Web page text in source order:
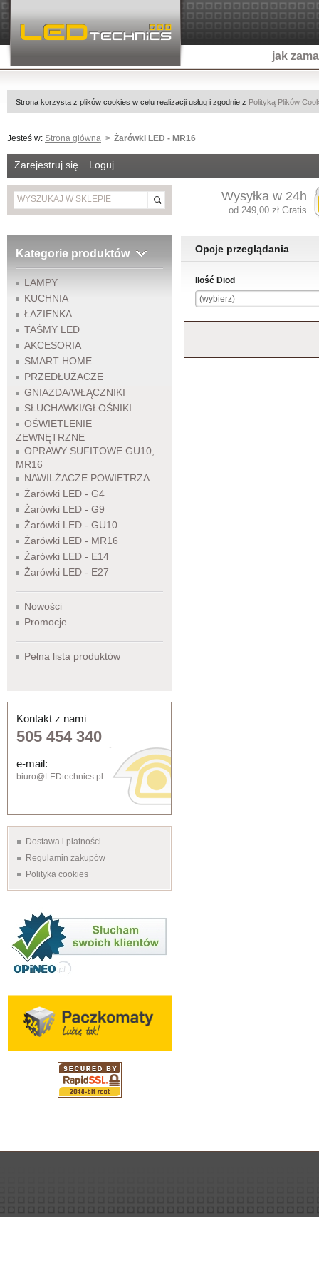
jak
Strona korzysta z plików cookies w celu realizacji usług i zgodnie z Polityką Plików
Jesteś w: Strona główna Żarówki LED - MR16
Zarejestruj się Loguj
Wysyłka w 24h
od 249,00 zł Gratis
Kategorie produktów
LAMPY
KUCHNIA
ŁAZIENKA
TAŚMY LED
AKCESORIA
SMART HOME
PRZEDŁUŻACZE
GNIAZDA/WŁĄCZNIKI
SŁUCHAWKI/GŁOŚNIKI
OŚWIETLENIE
ZEWNĘTRZNE
OPRAWY SUFITOWE GU10,
MR16
NAWILŻACZE POWIETRZA
Żarówki LED - G4
Żarówki LED - G9
Żarówki LED - GU10
Żarówki LED - MR16
Żarówki LED - E14
Żarówki LED - E27
Nowości
Promocje
Pełna lista produktów
Kontakt z nami
505 454 340
e-mail:
biuro@LEDtechnics.pl
Dostawa i płatności
Regulamin zakupów
Polityka cookies
Opcje przeglądania
Ilość Diod
(wybierz)